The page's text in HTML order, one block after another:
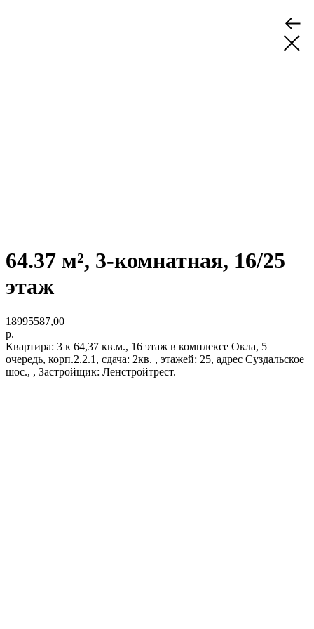
64.37 м², 3-комнатная, 16/25
этаж
18995587,00
р.
Квартира: 3 к 64,37 кв.м., 16 этаж в комплексе Окла, 5
очередь, корп.2.2.1, сдача: 2кв. , этажей: 25, адрес Суздальское
шос., , Застройщик: Ленстройтрест.